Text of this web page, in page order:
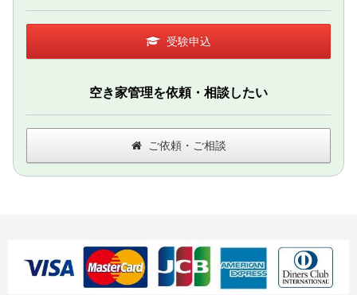
受験申込
空き家管理を依頼・相談したい
ご依頼・ご相談